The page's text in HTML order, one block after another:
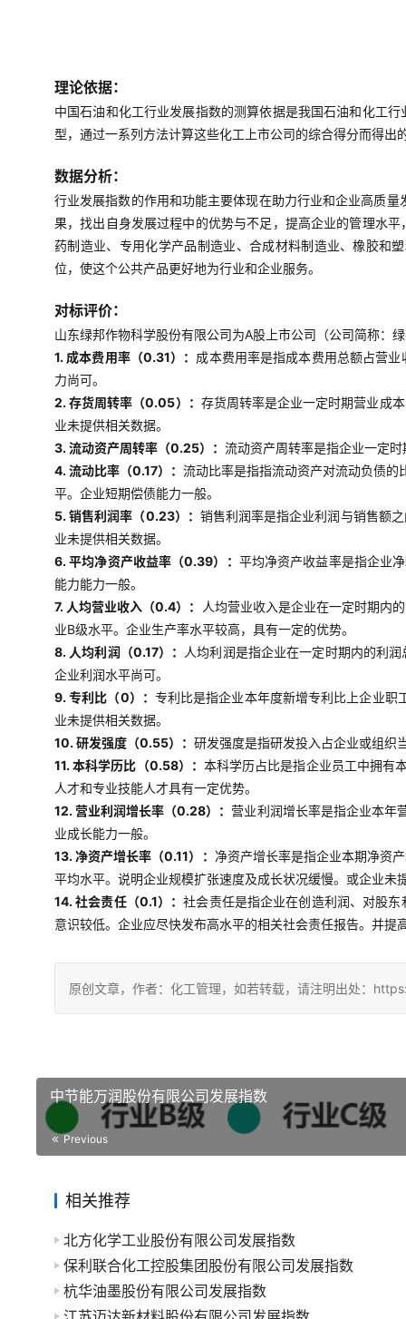
理论依据：
中国石油和化工行业发展指数的测算依据是我国石油和化工
型，通过一系列方法计算这些化工上市公司的综合得分而得
数据分析：
行业发展指数的作用和功能主要体现在助力行业和企业高质
果，找出自身发展过程中的优势与不足，提高企业的管理水
药制造业、专用化学产品制造业、合成材料制造业、橡胶和
位，使这个公共产品更好地为行业和企业服务。
对标评价：
山东绿邦作物科学股份有限公司为A股上市公司（公司简称
1. 成本费用率（0.31）： 成本费用率是指成本费用总额占营
力尚可。
2. 存货周转率（0.05）： 存货周转率是企业一定时期营业成
业未提供相关数据。
3. 流动资产周转率（0.25）： 流动资产周转率是指企业一定
4. 流动比率（0.17）： 流动比率是指指流动资产对流动负债
平。企业短期偿债能力一般。
5. 销售利润率（0.23）： 销售利润率是指企业利润与销售额
业未提供相关数据。
6. 平均净资产收益率（0.39）： 平均净资产收益率是指企业
能力能力一般。
7. 人均营业收入（0.4）：
人均营业收入是企业在一定时期内
业B级水平。企业生产率水平较高，具有一定的优势。
8. 人均利润（0.17）：
人均利润是指企业在一定时期内的利
企业利润水平尚可。
9. 专利比（0）： 专利比是指企业本年度新增专利比上企业
业未提供相关数据。
10. 研发强度（0.55）： 研发强度是指研发投入占企业或组织
11. 本科学历比（0.58）： 本科学历占比是指企业员工中拥有
人才和专业技能人才具有一定优势。
12. 营业利润增长率（0.28）：营业利润增长率是指企业本年
业成长能力一般。
13. 净资产增长率（0.11）： 净资产增长率是指企业本期净资
平均水平。说明企业规模扩张速度及成长状况缓慢。或企业未
14. 社会责任（0.1）：社会责任是指企业在创造利润、对股
意识较低。企业应尽快发布高水平的相关社会责任报告。并
原创文章，作者：化工管理，如若转载，请注明出处：
中节能万润股份有限公司发展指数
Previous
相关推荐
北方化学工业股份有限公司发展指数
保利联合化工控股集团股份有限公司发展指数
杭华油墨股份有限公司发展指数